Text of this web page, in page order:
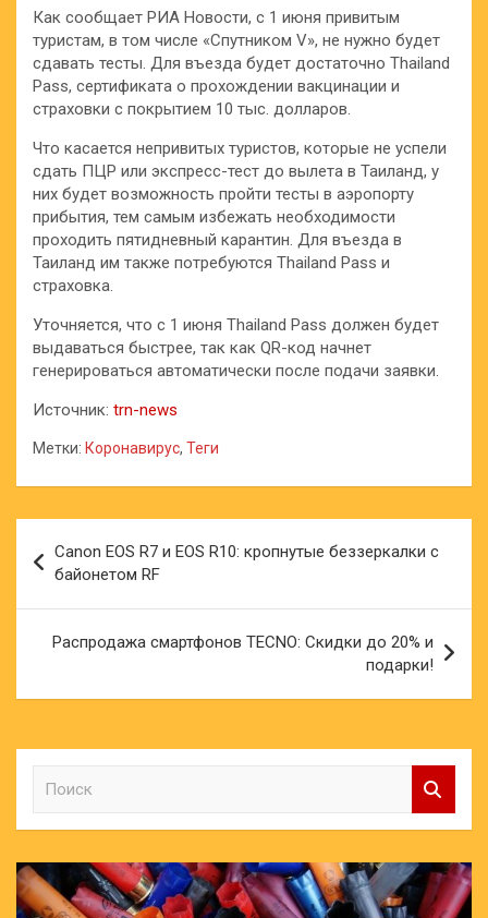
Как сообщает РИА Новости, с 1 июня привитым
туристам, в том числе «Спутником V», не нужно будет
сдавать тесты. Для въезда будет достаточно Thailand
Pass, сертификата о прохождении вакцинации и
страховки с покрытием 10 тыс. долларов.
Что касается непривитых туристов, которые не успели
сдать ПЦР или экспресс-тест до вылета в Таиланд, у
них будет возможность пройти тесты в аэропорту
прибытия, тем самым избежать необходимости
проходить пятидневный карантин. Для въезда в
Таиланд им также потребуются Thailand Pass и
страховка.
Уточняется, что с 1 июня Thailand Pass должен будет
выдаваться быстрее, так как QR-код начнет
генерироваться автоматически после подачи заявки.
Источник: trn-news
Метки: Коронавирус, Теги
по
записям
Canon EOS R7 и EOS R10: кропнутые беззеркалки с
байонетом RF
Распродажа смартфонов TECNO: Скидки до 20% и
подарки!
к